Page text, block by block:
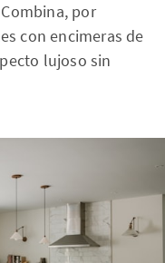
por
con encimeras de
lujoso sin